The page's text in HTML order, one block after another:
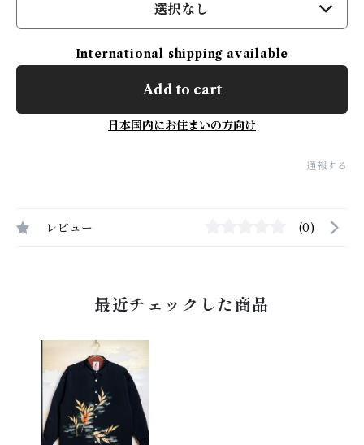
選択なし
International shipping available
Add to cart
日本国内にお住まいの方向け
通報する
レビュー (0)
最近チェックした商品